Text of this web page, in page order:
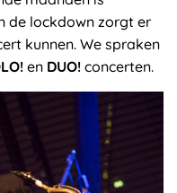
de lockdown zorgt er
kunnen. We spraken
en DUO! concerten.